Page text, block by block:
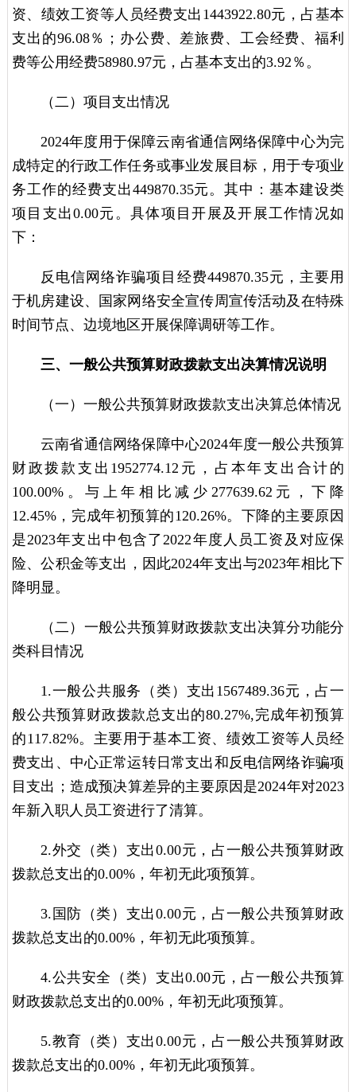
资、绩效工资等人员经费支出1443922.80元，占基本
支出的96.08％；办公费、差旅费、工会经费、福利
费等公用经费58980.97元，占基本支出的3.92％。
（二）项目支出情况
2024年度用于保障云南省通信网络保障中心为完
成特定的行政工作任务或事业发展目标，用于专项业
务工作的经费支出449870.35元。其中：基本建设类
项目支出0.00元。具体项目开展及开展工作情况如
下：
反电信网络诈骗项目经费449870.35元，主要用
于机房建设、国家网络安全宣传周宣传活动及在特殊
时间节点、边境地区开展保障调研等工作。
三、一般公共预算财政拨款支出决算情况说明
（一）一般公共预算财政拨款支出决算总体情况
云南省通信网络保障中心2024年度一般公共预算
财政拨款支出1952774.12元，占本年支出合计的
100.00%。与上年相比减少277639.62元，下降
12.45%，完成年初预算的120.26%。下降的主要原因
是2023年支出中包含了2022年度人员工资及对应保
险、公积金等支出，因此2024年支出与2023年相比下
降明显。
（二）一般公共预算财政拨款支出决算分功能分
类科目情况
1.一般公共服务（类）支出1567489.36元，占一
般公共预算财政拨款总支出的80.27%,完成年初预算
的117.82%。主要用于基本工资、绩效工资等人员经
费支出、中心正常运转日常支出和反电信网络诈骗项
目支出；造成预决算差异的主要原因是2024年对2023
年新入职人员工资进行了清算。
2.外交（类）支出0.00元，占一般公共预算财政
拨款总支出的0.00%，年初无此项预算。
3.国防（类）支出0.00元，占一般公共预算财政
拨款总支出的0.00%，年初无此项预算。
4.公共安全（类）支出0.00元，占一般公共预算
财政拨款总支出的0.00%，年初无此项预算。
5.教育（类）支出0.00元，占一般公共预算财政
拨款总支出的0.00%，年初无此项预算。